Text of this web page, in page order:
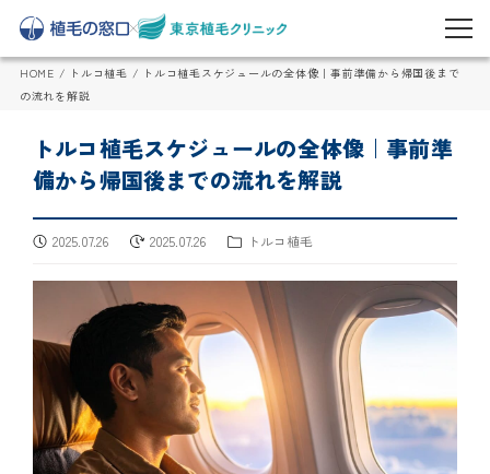
HOME / トルコ植毛 / トルコ植毛スケジュールの全体像｜事前準備から帰国後まで
の流れを解説
トルコ植毛スケジュールの全体像｜事前準
備から帰国後までの流れを解説
2025.07.26 2025.07.26 トルコ植毛